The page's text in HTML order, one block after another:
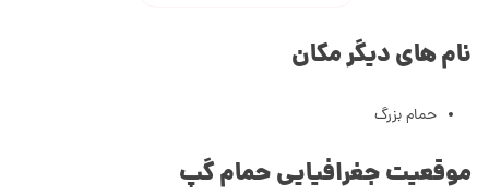
نام های دیگر مکان
حمام بزرگ
موقعیت جغرافیایی حمام گپ